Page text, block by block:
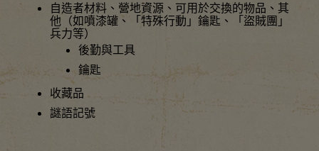
自造者材料、營地資源、可用於交換的物品、其
他（如噴漆罐、「特殊行動」鑰匙、「盜賊團」
兵力等）
後勤與工具
鑰匙
收藏品
謎語記號